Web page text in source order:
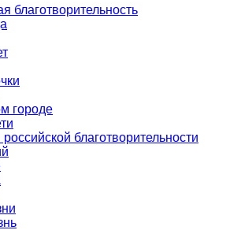
благотворительность
городе
благотворительности